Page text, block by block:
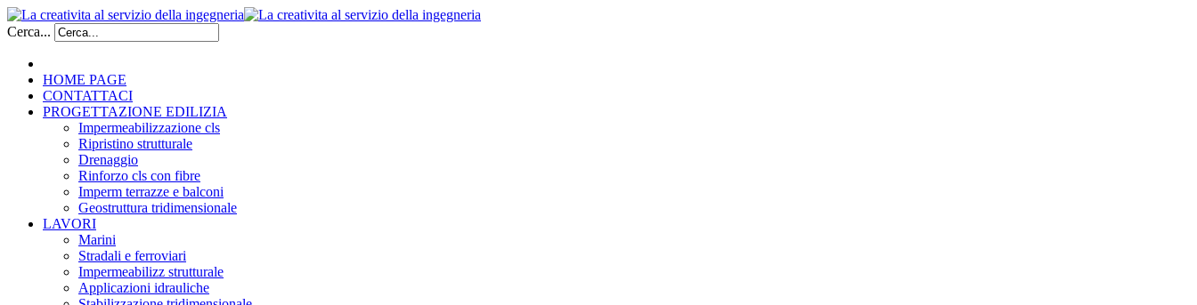
Cerca...
HOME PAGE
CONTATTACI
PROGETTAZIONE EDILIZIA
Impermeabilizzazione cls
Ripristino strutturale
Drenaggio
Rinforzo cls con fibre
Imperm terrazze e balconi
Geostruttura tridimensionale
LAVORI
Marini
Stradali e ferroviari
Impermeabilizz strutturale
Applicazioni idrauliche